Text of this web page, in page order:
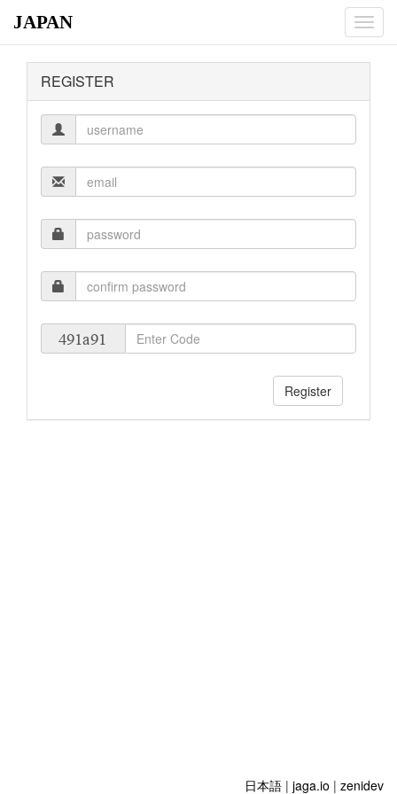
JAPAN
REGISTER
日本語 | jaga.io | zenidev